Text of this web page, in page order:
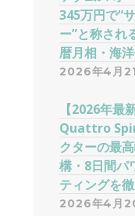
345万円で“
ー”と称され
暦月相・海
2026年4月
【2026年最
Quattro
クターの最
構・8日間パ
ティングを
2026年4月